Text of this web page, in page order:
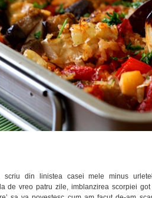
scriu din linistea casei mele minus urlete
de vreo patru zile, imblanzirea scorpiei